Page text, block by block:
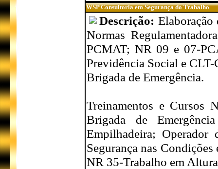
WSP Consultoria em Segurança do Trabalho
Descrição: Elaboração
Normas
PCMAT; NR 09 e 07-
Previdência Social e
Brigada de Emergência.
Treinamentos e Cursos
Brigada de
Empilhadeira; Operador
Segurança nas
NR 35-Trabalho em